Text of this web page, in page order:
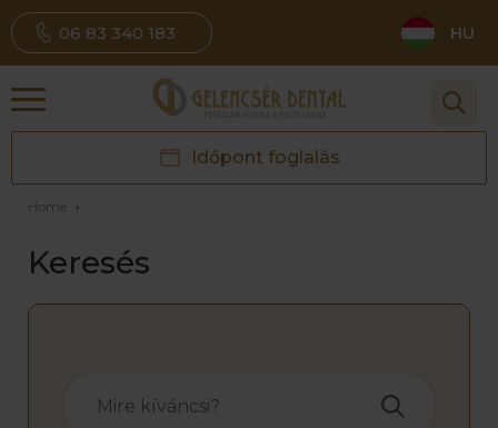
06 83 340 183 HU
Időpont foglalás
Home ›
Keresés